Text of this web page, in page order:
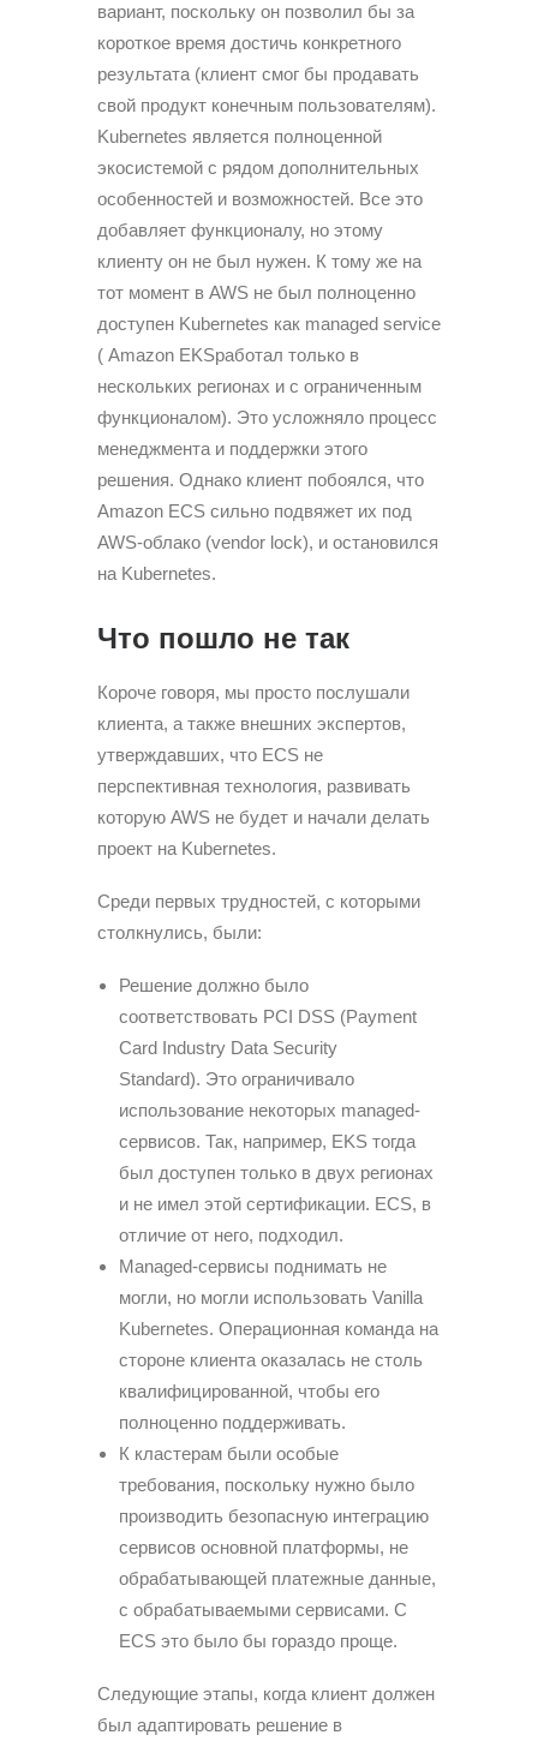
вариант, поскольку он позволил бы за
короткое время достичь конкретного
результата (клиент смог бы продавать
свой продукт конечным пользователям).
Kubernetes является полноценной
экосистемой с рядом дополнительных
особенностей и возможностей. Все это
добавляет функционалу, но этому
клиенту он не был нужен. К тому же на
тот момент в AWS не был полноценно
доступен Kubernetes как managed service
( Amazon EKSработал только в
нескольких регионах и с ограниченным
функционалом). Это усложняло процесс
менеджмента и поддержки этого
решения. Однако клиент побоялся, что
Amazon ECS сильно подвяжет их под
AWS-облако (vendor lock), и остановился
на Kubernetes.
Что пошло не так
Короче говоря, мы просто послушали
клиента, а также внешних экспертов,
утверждавших, что ECS не
перспективная технология, развивать
которую AWS не будет и начали делать
проект на Kubernetes.
Среди первых трудностей, с которыми
столкнулись, были:
Решение должно было
соответствовать PCI DSS (Payment
Card Industry Data Security
Standard). Это ограничивало
использование некоторых managed-
сервисов. Так, например, EKS тогда
был доступен только в двух регионах
и не имел этой сертификации. ECS, в
отличие от него, подходил.
Managed-сервисы поднимать не
могли, но могли использовать Vanilla
Kubernetes. Операционная команда на
стороне клиента оказалась не столь
квалифицированной, чтобы его
полноценно поддерживать.
К кластерам были особые
требования, поскольку нужно было
производить безопасную интеграцию
сервисов основной платформы, не
обрабатывающей платежные данные,
с обрабатываемыми сервисами. С
ECS это было бы гораздо проще.
Следующие этапы, когда клиент должен
был адаптировать решение в